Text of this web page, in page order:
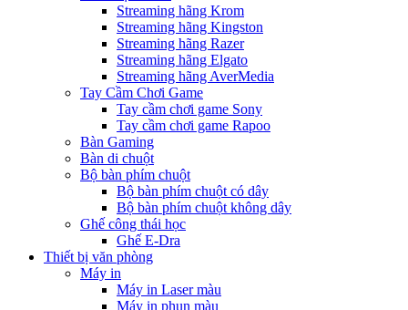
Streaming hãng Krom
Streaming hãng Kingston
Streaming hãng Razer
Streaming hãng Elgato
Streaming hãng AverMedia
Tay Cầm Chơi Game
Tay cầm chơi game Sony
Tay cầm chơi game Rapoo
Bàn Gaming
Bàn di chuột
Bộ bàn phím chuột
Bộ bàn phím chuột có dây
Bộ bàn phím chuột không dây
Ghế công thái học
Ghế E-Dra
Thiết bị văn phòng
Máy in
Máy in Laser màu
Máy in phun màu